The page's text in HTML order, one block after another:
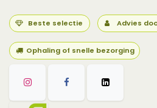
Beste selectie Advies
Ophaling of snelle bezorging